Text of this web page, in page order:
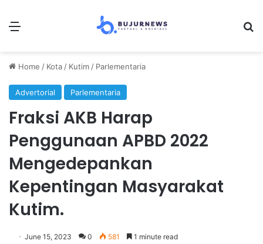
Menu
Home / Kota / Kutim / Parlementaria
Advertorial Parlementaria
Fraksi AKB Harap
Penggunaan APBD 2022
Mengedepankan
Kepentingan Masyarakat
Kutim.
June 15, 2023 0 581 1 minute read